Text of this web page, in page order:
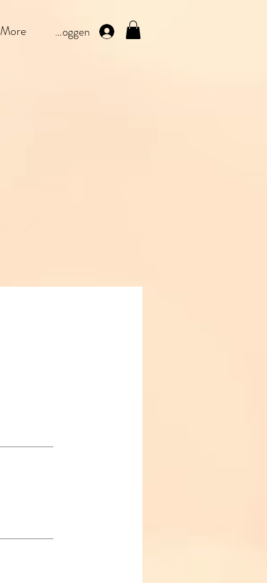
More Inloggen